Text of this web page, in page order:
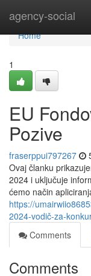
agency-social
Home
Home
1
EU
Pozive
fraserppui797267
Ovaj članku
2024 i uključuje
ćemo način
https://
2024-vodič-za-
Comments
Comments